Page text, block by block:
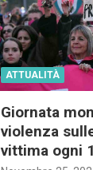
ATTUALITÀ
Giornata
violenza
vittima ogni